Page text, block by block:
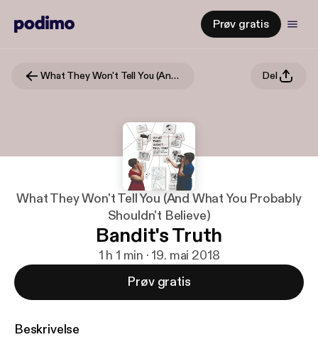
Prøv gratis
What They Won't Tell You (And What You Probably Shouldn't Believe) Del
What They Won't Tell You (And What You Probably
Shouldn't Believe)
Bandit's Truth
1 h 1 min · 19. mai 2018
Prøv gratis
Beskrivelse